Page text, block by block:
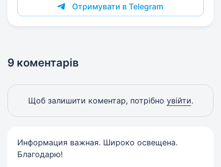
Отримувати в Telegram
9 коментарів
Щоб залишити коментар, потрібно увійти.
Информация важная. Широко освещена.
Благодарю!